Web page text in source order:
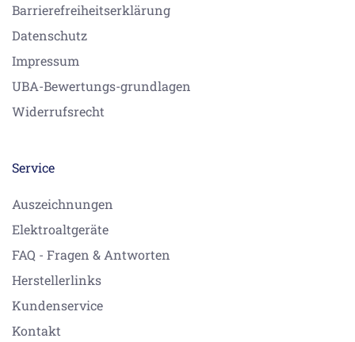
Barrierefreiheitserklärung
Datenschutz
Impressum
UBA-Bewertungs-grundlagen
Widerrufsrecht
Service
Auszeichnungen
Elektroaltgeräte
FAQ - Fragen & Antworten
Herstellerlinks
Kundenservice
Kontakt